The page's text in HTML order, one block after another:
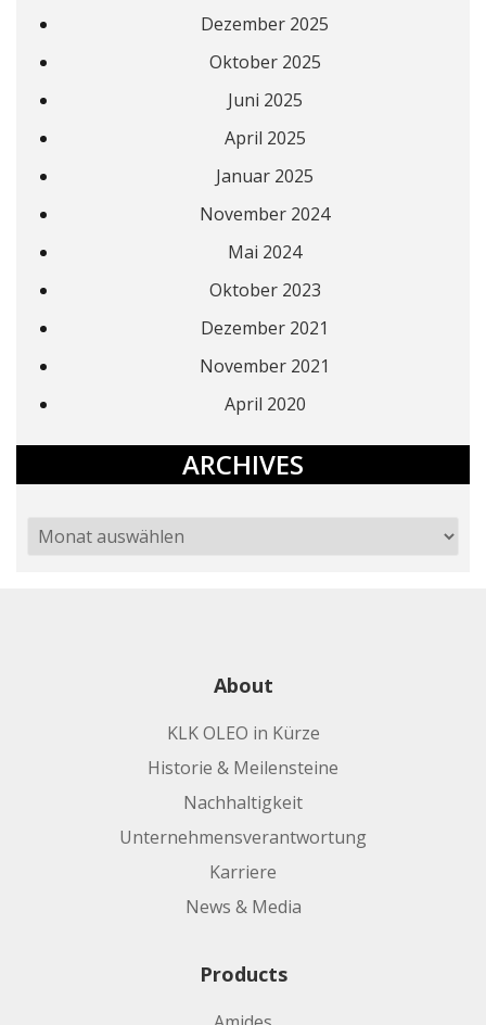
Dezember 2025
Oktober 2025
Juni 2025
April 2025
Januar 2025
November 2024
Mai 2024
Oktober 2023
Dezember 2021
November 2021
April 2020
ARCHIVES
About
KLK OLEO in Kürze
Historie & Meilensteine
Nachhaltigkeit
Unternehmensverantwortung
Karriere
News & Media
Products